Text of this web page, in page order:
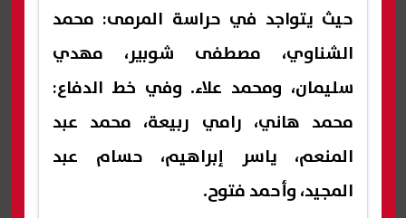
حيث يتواجد في حراسة المرمى: محمد
الشناوي، مصطفى شوبير، مهدي
سليمان، ومحمد علاء. وفي خط الدفاع:
محمد هاني، رامي ربيعة، محمد عبد
المنعم، ياسر إبراهيم، حسام عبد
المجيد، وأحمد فتوح.